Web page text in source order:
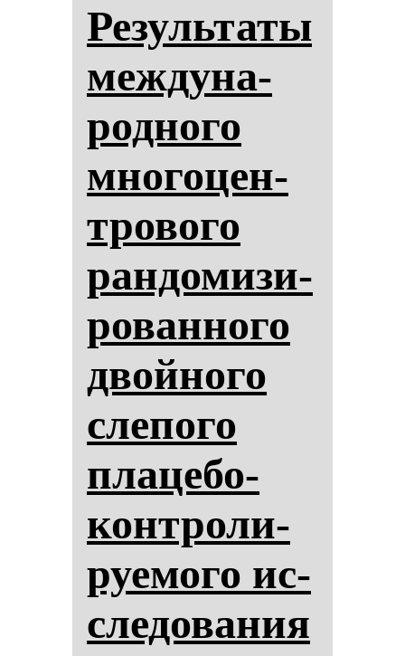
Ре­зуль­та­ты
меж­ду­на­
род­но­го
мно­го­цен­
тро­во­го
ран­до­ми­зи­
ро­ван­но­го
двой­но­го
сле­по­го
пла­це­бо-
кон­тро­ли­
ру­емо­го ис­
сле­до­ва­ния